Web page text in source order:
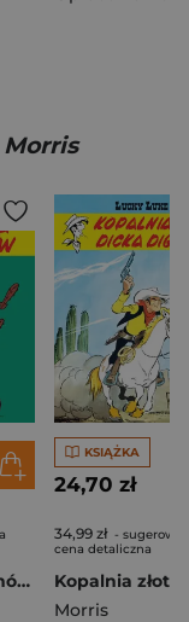
Morris
Ucieczka Daltonów. Lucky Luke wyd. 2026
KSIĄŻKA
24,70 zł
34,99 zł -
cena detaliczna
Morris